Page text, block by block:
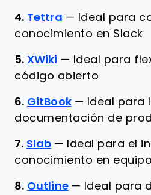
4. Tettra — Ideal para
conocimiento en Slack
5. XWiki — Ideal para
código abierto
6. GitBook — Ideal para
documentación de
7. Slab —
Ideal para el
conocimiento en
8. Outline — Ideal para